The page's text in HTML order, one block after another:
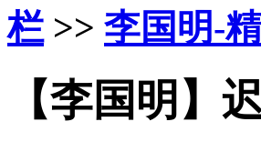
栏>> 李国明-
【李国明】